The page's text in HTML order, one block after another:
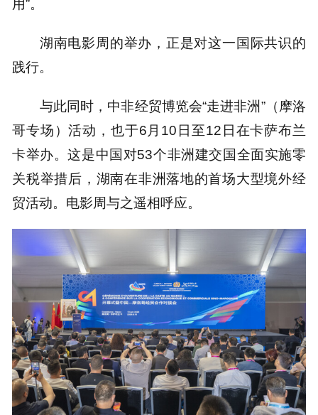
用”。
湖南电影周的举办，正是对这一国际共识的
践行。
与此同时，中非经贸博览会“走进非洲”（摩洛
哥专场）活动，也于6月10日至12日在卡萨布兰
卡举办。这是中国对53个非洲建交国全面实施零
关税举措后，湖南在非洲落地的首场大型境外经
贸活动。电影周与之遥相呼应。